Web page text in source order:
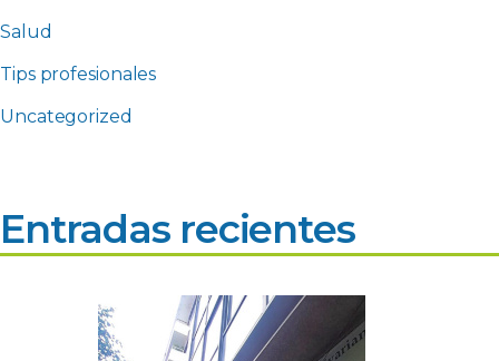
Salud
Tips profesionales
Uncategorized
Entradas recientes